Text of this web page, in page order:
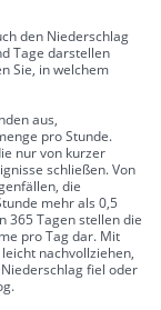
den Niederschlag
Tage darstellen
Sie, in welchem
aus,
pro Stunde.
nur von kurzer
schließen. Von
die
mehr als 0,5
365 Tagen stellen die
pro Tag dar. Mit
nachvollziehen,
fiel oder